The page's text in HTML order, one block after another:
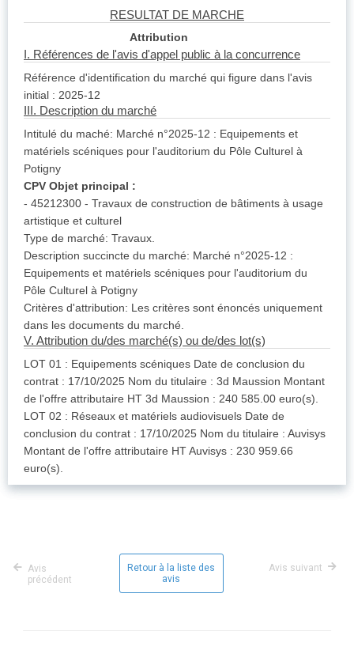
RESULTAT DE MARCHE
Attribution
I. Références de l'avis d'appel public à la concurrence
Référence d'identification du marché qui figure dans l'avis
initial : 2025-12
III. Description du marché
Intitulé du maché: Marché n°2025-12 : Equipements et
matériels scéniques pour l'auditorium du Pôle Culturel à
Potigny
CPV Objet principal :
- 45212300 - Travaux de construction de bâtiments à usage
artistique et culturel
Type de marché: Travaux.
Description succincte du marché: Marché n°2025-12 :
Equipements et matériels scéniques pour l'auditorium du
Pôle Culturel à Potigny
Critères d'attribution: Les critères sont énoncés uniquement
dans les documents du marché.
V. Attribution du/des marché(s) ou de/des lot(s)
LOT 01 : Equipements scéniques Date de conclusion du
contrat : 17/10/2025 Nom du titulaire : 3d Maussion Montant
de l'offre attributaire HT 3d Maussion : 240 585.00 euro(s).
LOT 02 : Réseaux et matériels audiovisuels Date de
conclusion du contrat : 17/10/2025 Nom du titulaire : Auvisys
Montant de l'offre attributaire HT Auvisys : 230 959.66
euro(s).
Avis
précédent
Retour à la liste des
avis
Avis suivant